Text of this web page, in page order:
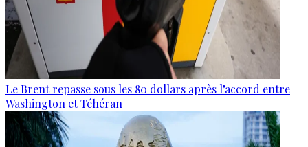
Le Brent repasse sous les 80 dollars après l’accord entre
Washington et Téhéran